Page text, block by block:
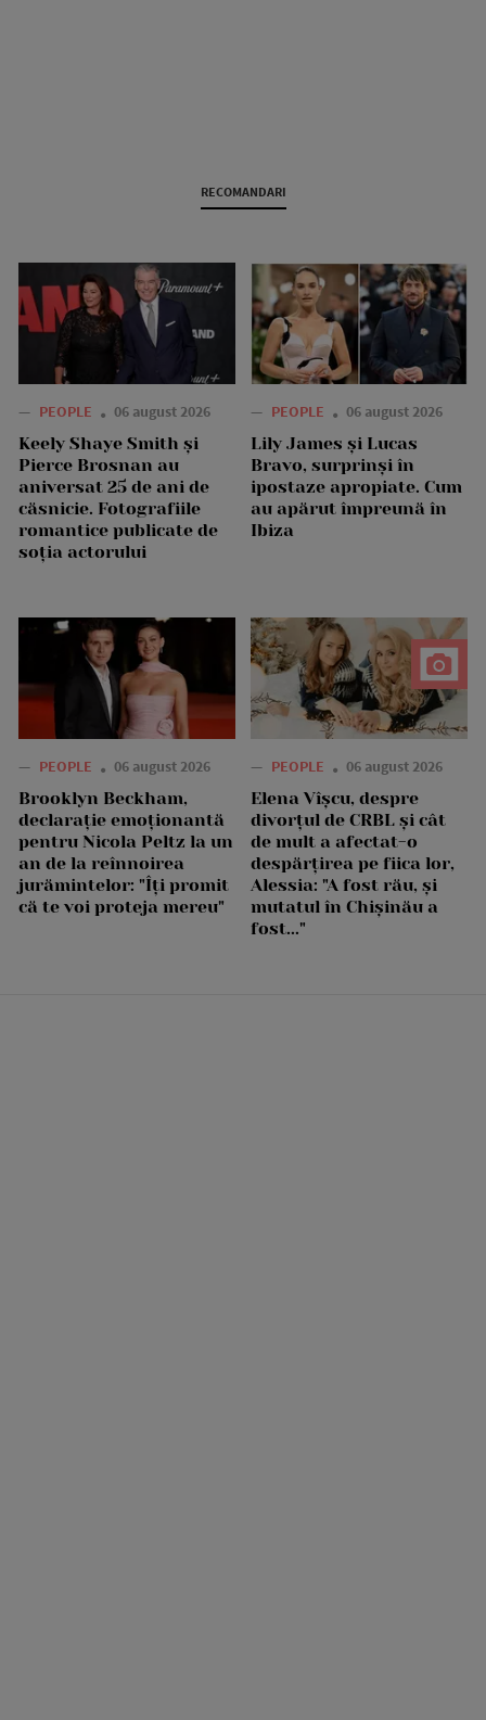
RECOMANDARI
— PEOPLE 06 august 2026
Keely Shaye Smith și
Pierce Brosnan au
aniversat 25 de ani de
căsnicie. Fotografiile
romantice publicate de
soția actorului
— PEOPLE 06 august 2026
Lily James și Lucas
Bravo, surprinși în
ipostaze apropiate. Cum
au apărut împreună în
Ibiza
— PEOPLE 06 august 2026
Brooklyn Beckham,
declarație emoționantă
pentru Nicola Peltz la un
an de la reînnoirea
jurămintelor: "Îți promit
că te voi proteja mereu"
— PEOPLE 06 august 2026
Elena Vîșcu, despre
divorțul de CRBL și cât
de mult a afectat-o
despărțirea pe fiica lor,
Alessia: "A fost rău, și
mutatul în Chișinău a
fost..."